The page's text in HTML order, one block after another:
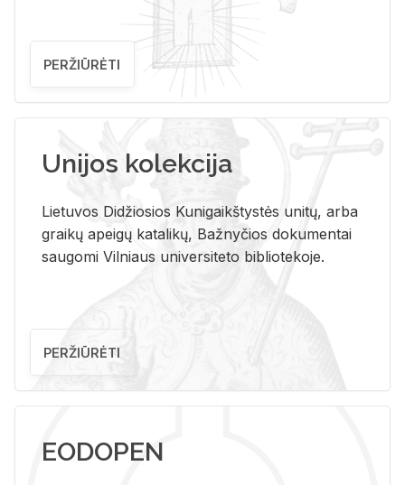
PERŽIŪRĖTI
Unijos kolekcija
Lietuvos Didžiosios Kunigaikštystės unitų, arba
graikų apeigų katalikų, Bažnyčios dokumentai
saugomi Vilniaus universiteto bibliotekoje.
PERŽIŪRĖTI
EODOPEN